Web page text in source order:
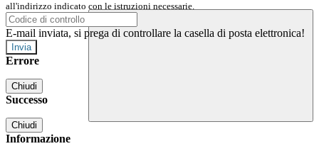
all'indirizzo indicato con le istruzioni necessarie.
E-mail inviata, si prega di controllare la casella di posta elettronica!
Errore
Chiudi
Successo
Chiudi
Informazione